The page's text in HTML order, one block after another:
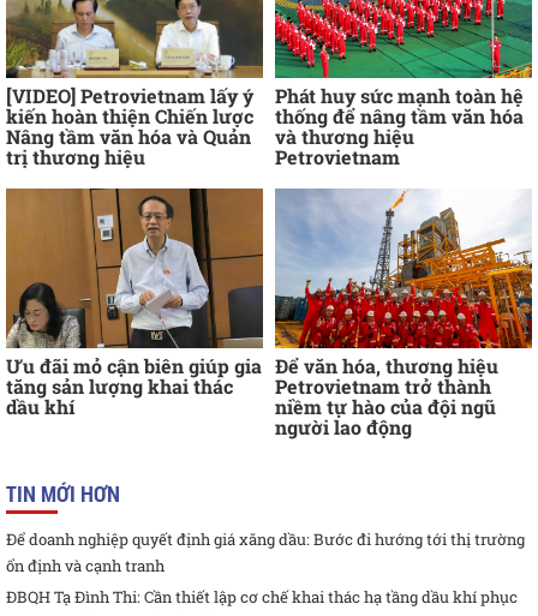
[VIDEO] Petrovietnam lấy ý
kiến hoàn thiện Chiến lược
Nâng tầm văn hóa và Quản
trị thương hiệu
Phát huy sức mạnh toàn hệ
thống để nâng tầm văn hóa
và thương hiệu
Petrovietnam
Ưu đãi mỏ cận biên giúp gia
tăng sản lượng khai thác
dầu khí
Để văn hóa, thương hiệu
Petrovietnam trở thành
niềm tự hào của đội ngũ
người lao động
TIN MỚI HƠN
Để doanh nghiệp quyết định giá xăng dầu: Bước đi hướng tới thị trường
ổn định và cạnh tranh
ĐBQH Tạ Đình Thi: Cần thiết lập cơ chế khai thác hạ tầng dầu khí phục